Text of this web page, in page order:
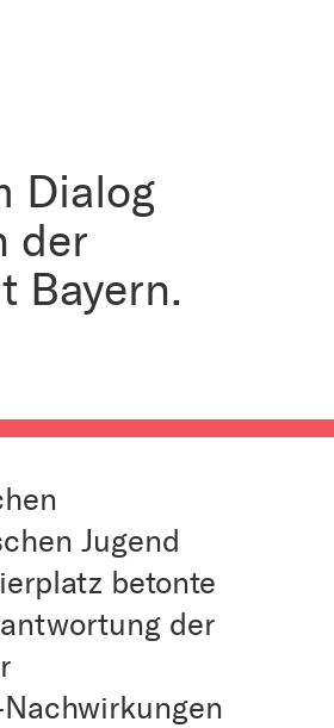
Dialog
der
Bayern.
Jugend
betonte
der